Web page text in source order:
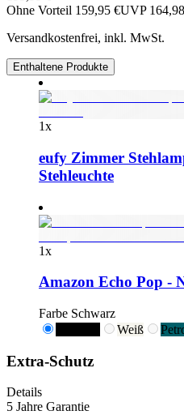
Ohne Vorteil 159,95 €UVP
Versandkostenfrei, inkl. MwSt.
Enthaltene Produkte
1x
eufy Zimmer
Stehleuchte
1x
Amazon Echo Pop -
Farbe Schwarz
Weiß
Extra-Schutz
Details
5 Jahre Garantie